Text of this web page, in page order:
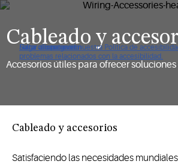
Haga clic para ver nuestra Política de
problemas relacionados con la accesibilidad.
Saltar a navegación
Saltar al contenido
Saltar a buscar
Cableado y
Accesorios útiles para ofrecer
Cableado y accesorios
Satisfaciendo las necesidades